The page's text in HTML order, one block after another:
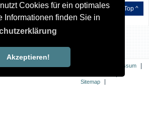
Cookies für ein optimales
Informationen finden Sie in
Akzeptieren!
Top ^
Impressum
Sitemap